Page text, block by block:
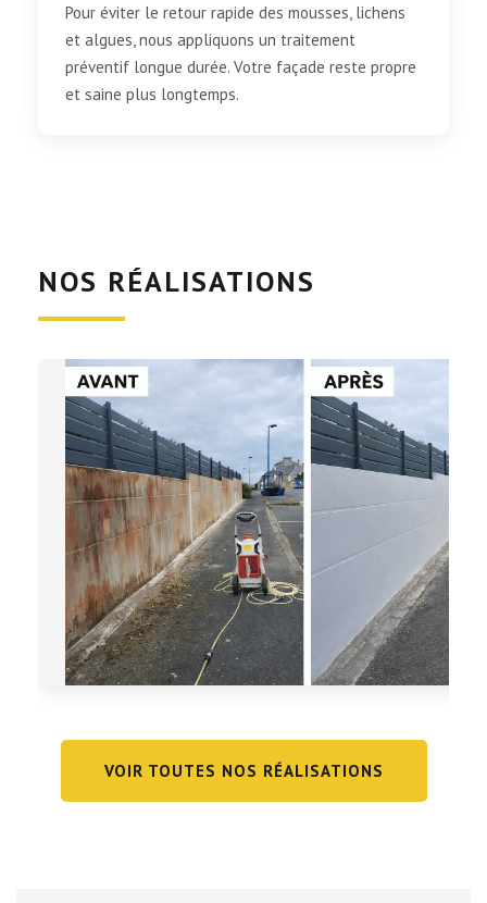
Pour éviter le retour rapide des mousses, lichens
et algues, nous appliquons un traitement
préventif longue durée. Votre façade reste propre
et saine plus longtemps.
NOS RÉALISATIONS
VOIR TOUTES NOS RÉALISATIONS